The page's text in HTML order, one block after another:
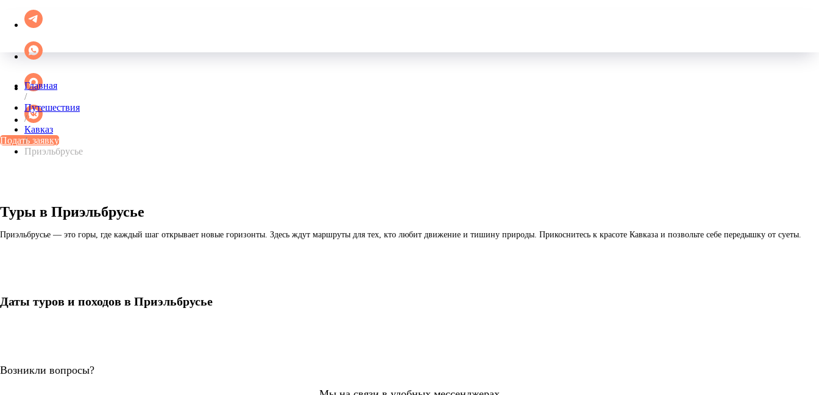
Подать заявку
Главная
/
Путешествия
/
Кавказ
/
Приэльбрусье
Туры в Приэльбрусье
Приэльбрусье — это горы, где каждый шаг открывает новые горизонты. Здесь ждут маршруты для тех, кто любит движение и тишину природы. Прикоснитесь к красоте Кавказа и позвольте себе передышку от суеты.
Даты туров и походов в Приэльбрусье
Возникли вопросы?